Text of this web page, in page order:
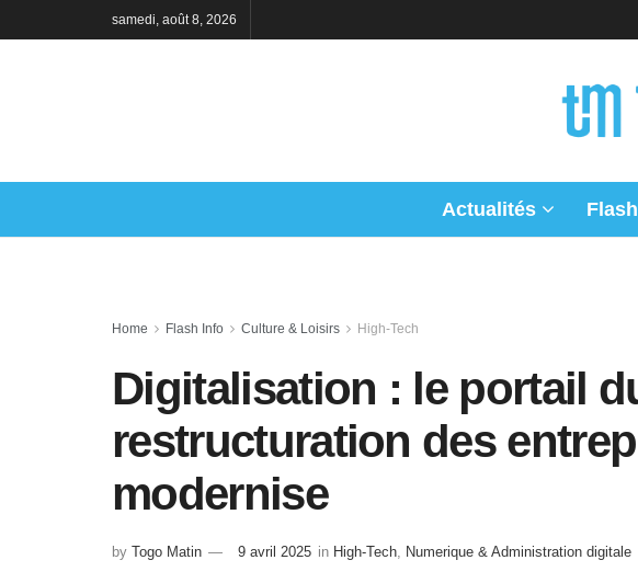
samedi, août 8, 2026
Actualités
Home Flash Info Culture & Loisirs High-Tech
Digitalisation : le portail
restructuration des
modernise
by Togo Matin 9 avril 2025 in High-Tech Numerique & Administration digitale